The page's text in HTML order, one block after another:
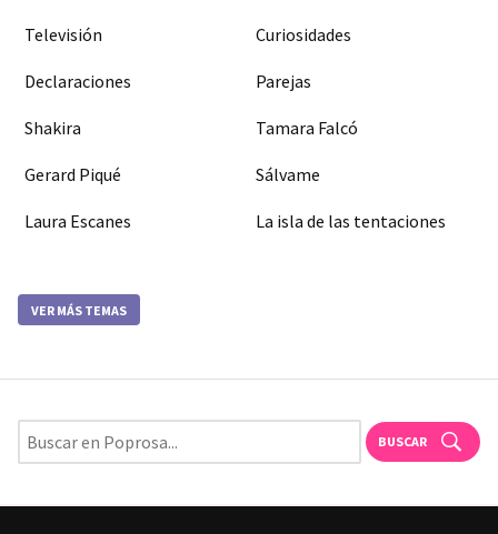
Televisión Curiosidades
Declaraciones Parejas
Shakira Tamara Falcó
Gerard Piqué Sálvame
Laura Escanes La isla de las tentaciones
VER MÁS TEMAS
BUSCAR